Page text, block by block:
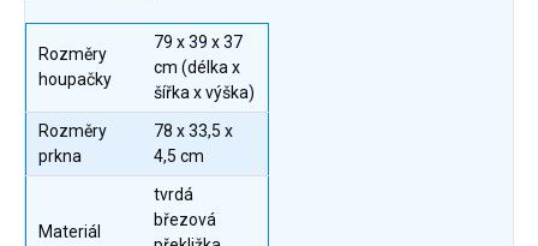
Rozměry
houpačky
79 x 39 x 37
cm (délka x
šířka x výška)
Rozměry
prkna
78 x 33,5 x
4,5 cm
Materiál
tvrdá
březová